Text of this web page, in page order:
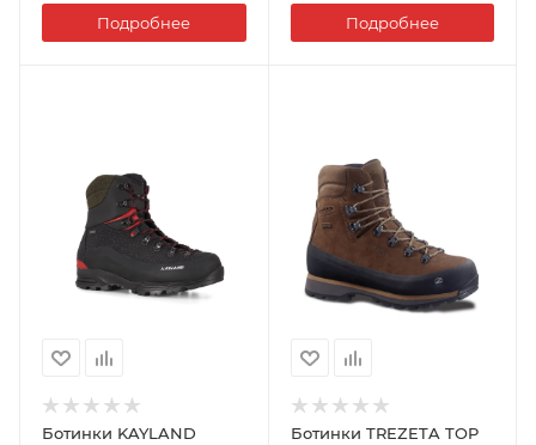
Подробнее Подробнее
Ботинки KAYLAND
Ботинки TREZETA TOP